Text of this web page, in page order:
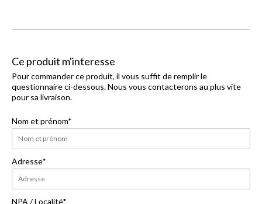
Ce produit m'interesse
Pour commander ce produit, il vous suffit de remplir le
questionnaire ci-dessous. Nous vous contacterons au plus vite
pour sa livraison.
Nom et prénom*
Adresse*
NPA / Localité*